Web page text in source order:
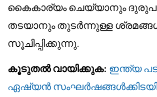
കൈകാര്യം ചെയ്യാനും
തടയാനും തുടർന്നുള്ള
സൂചിപ്പിക്കുന്നു.
കൂടുതൽ വായിക്കുക: ഇന്ത്യ
ഏഷ്യൻ